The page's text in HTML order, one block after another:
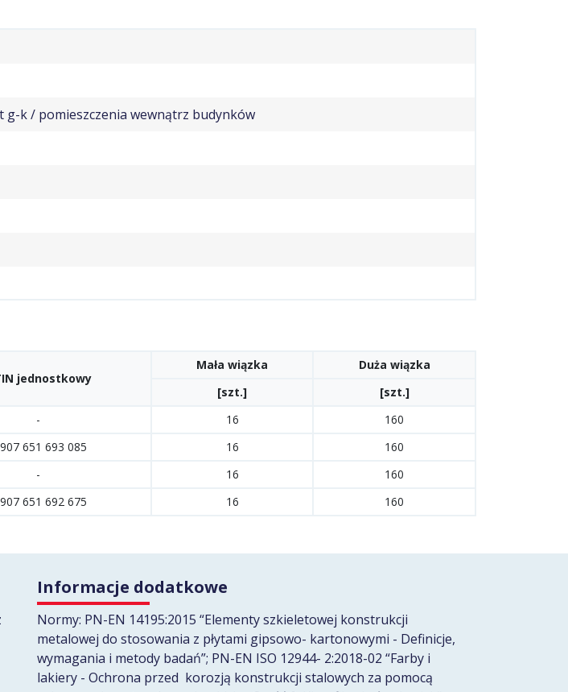
g-k / pomieszczenia wewnątrz budynków
jednostkowy
Mała wiązka
Duża wiązka
[szt.]
[szt.]
- 16
160
651 693 085 16
160
- 16
160
651 692 675 16 160
Informacje dodatkowe
Normy: PN-EN 14195:2015 “Elementy szkieletowej konstrukcji
metalowej do stosowania z płytami gipsowo- kartonowymi - Definicje,
wymagania i metody badań”; PN-EN ISO 12944- 2:2018-02 “Farby i
lakiery - Ochrona przed korozją konstrukcji stalowych za pomocą